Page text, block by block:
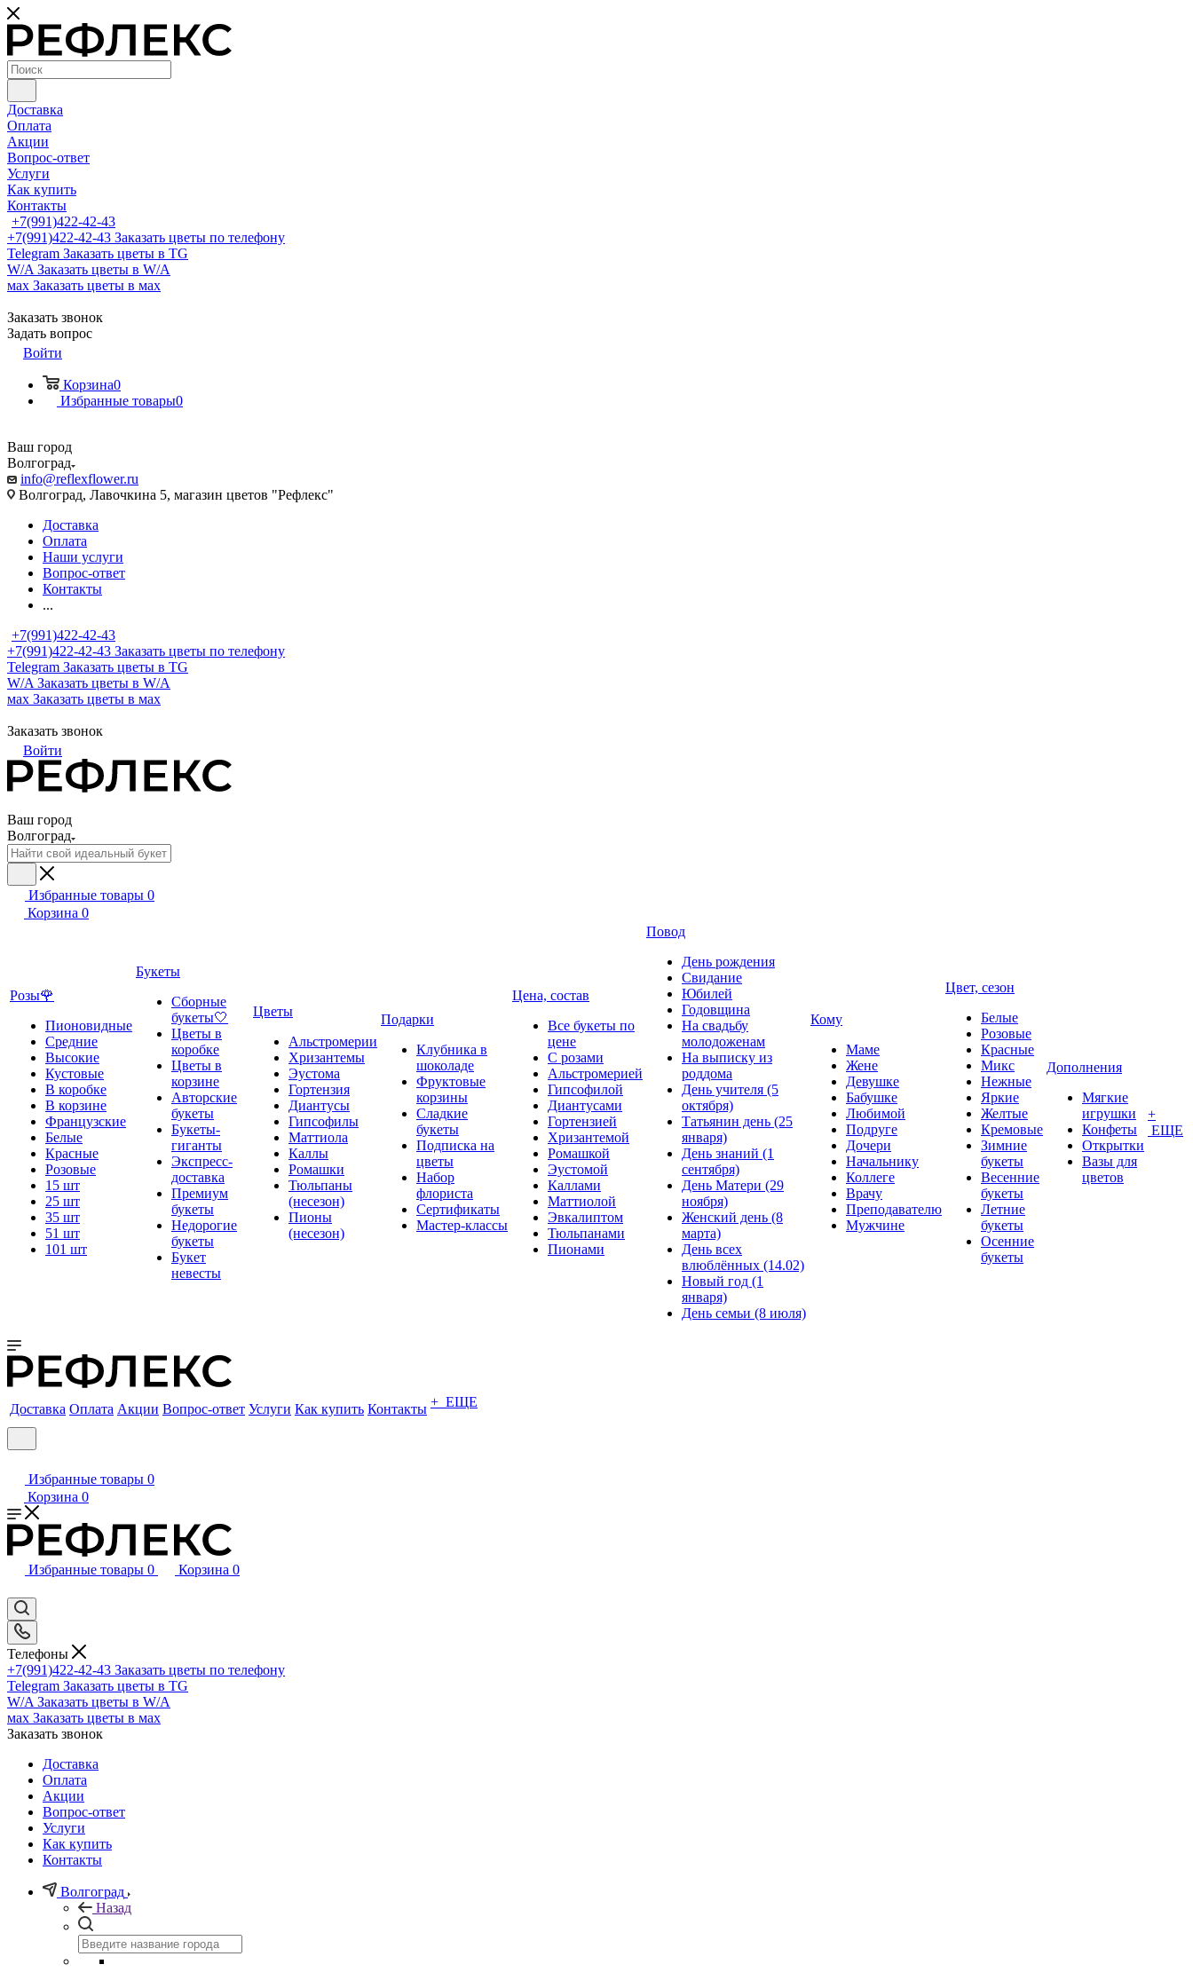
Доставка
Оплата
Акции
Вопрос-ответ
Услуги
Как купить
Контакты
+7(991)422-42-43
+7(991)422-42-43 Заказать цветы по телефону
Telegram Заказать цветы в TG
W/A Заказать цветы в W/A
мах Заказать цветы в мах
Заказать звонок
Задать вопрос
Войти
Корзина0
Избранные товары0
Ваш город
Волгоград
info@reflexflower.ru
Волгоград, Лавочкина 5, магазин цветов "Рефлекс"
Доставка
Оплата
Наши услуги
Вопрос-ответ
Контакты
...
+7(991)422-42-43
+7(991)422-42-43 Заказать цветы по телефону
Telegram Заказать цветы в TG
W/A Заказать цветы в W/A
мах Заказать цветы в мах
Заказать звонок
Войти
Ваш город
Волгоград
Избранные товары 0
Корзина 0
Розы🌹
Пионовидные
Средние
Высокие
Кустовые
В коробке
В корзине
Французские
Белые
Красные
Розовые
15 шт
25 шт
35 шт
51 шт
101 шт
Букеты
Сборные
букеты🤍
Цветы в
коробке
Цветы в
корзине
Авторские
букеты
Букеты-
гиганты
Экспресс-
доставка
Премиум
букеты
Недорогие
букеты
Букет
невесты
Цветы
Альстромерии
Хризантемы
Эустома
Гортензия
Диантусы
Гипсофилы
Маттиола
Каллы
Ромашки
Тюльпаны
(несезон)
Пионы
(несезон)
Подарки
Клубника в
шоколаде
Фруктовые
корзины
Сладкие
букеты
Подписка на
цветы
Набор
флориста
Сертификаты
Мастер-классы
Цена, состав
Все букеты по
цене
С розами
Альстромерией
Гипсофилой
Диантусами
Гортензией
Хризантемой
Ромашкой
Эустомой
Каллами
Маттиолой
Эвкалиптом
Тюльпанами
Пионами
Повод
День рождения
Свидание
Юбилей
Годовщина
На свадьбу
молодоженам
На выписку из
роддома
День учителя (5
октября)
Татьянин день (25
января)
День знаний (1
сентября)
День Матери (29
ноября)
Женский день (8
марта)
День всех
влюблённых (14.02)
Новый год (1
января)
День семьи (8 июля)
Кому
Маме
Жене
Девушке
Бабушке
Любимой
Подруге
Дочери
Начальнику
Коллеге
Врачу
Преподавателю
Мужчине
Цвет, сезон
Белые
Розовые
Красные
Микс
Нежные
Яркие
Желтые
Кремовые
Зимние
букеты
Весенние
букеты
Летние
букеты
Осенние
букеты
Дополнения
Мягкие
игрушки
Конфеты
Открытки
Вазы для
цветов
+
ЕЩЕ
Доставка Оплата Акции Вопрос-ответ Услуги Как купить Контакты + ЕЩЕ
Избранные товары 0
Корзина 0
Избранные товары 0 Корзина 0
Телефоны
+7(991)422-42-43 Заказать цветы по телефону
Telegram Заказать цветы в TG
W/A Заказать цветы в W/A
мах Заказать цветы в мах
Заказать звонок
Доставка
Оплата
Акции
Вопрос-ответ
Услуги
Как купить
Контакты
Волгоград
Назад